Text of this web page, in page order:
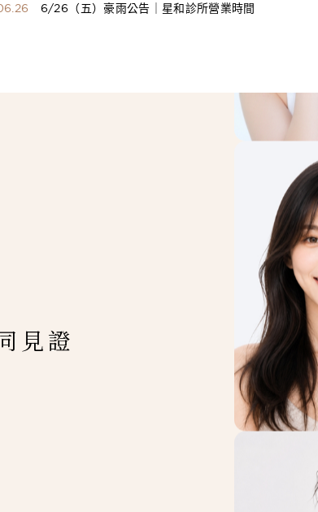
6/26（五）豪雨公告｜星和診所營業時間
見證